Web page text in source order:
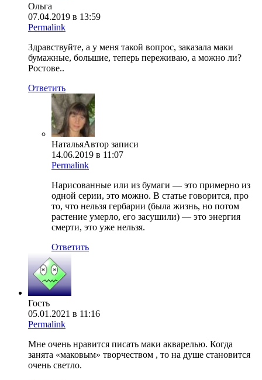
Ольга
07.04.2019 в 13:59
Permalink
Здравствуйте, а у меня такой вопрос, заказала маки
бумажные, большие, теперь переживаю, а можно ли?
Ростове..
Ответить
НатальяАвтор записи
14.06.2019 в 11:07
Permalink
Нарисованные или из бумаги — это примерно из
одной серии, это можно. В статье говорится, про
то, что нельзя гербарии (была жизнь, но потом
растение умерло, его засушили) — это энергия
смерти, это уже нельзя.
Ответить
Гость
05.01.2021 в 11:16
Permalink
Мне очень нравится писать маки акварелью. Когда
занята «маковым» творчеством , то на душе становится
очень светло.